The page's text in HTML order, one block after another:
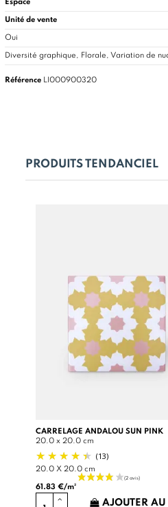
Espace
Unité de vente
Oui
Diversité graphique, Florale, Variation de
Référence LI000900320
PRODUITS TENDANCIEL
CARRELAGE ANDALOU SUN PINK
20.0 x 20.0 cm
(13)
20.0 X 20.0 cm
61.83 €/m²
AJOUTER AU